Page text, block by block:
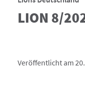
LION 8/
Veröffentlicht am